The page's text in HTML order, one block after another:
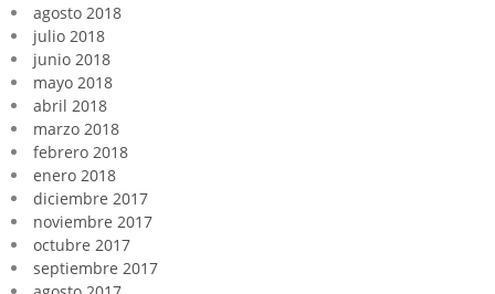
agosto 2018
julio 2018
junio 2018
mayo 2018
abril 2018
marzo 2018
febrero 2018
enero 2018
diciembre 2017
noviembre 2017
octubre 2017
septiembre 2017